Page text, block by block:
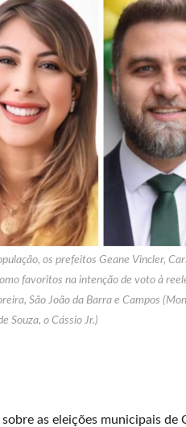
os prefeitos Geane Vincler,
favoritos na intenção de voto à
São João da Barra e Campos
Souza, o Cássio Jr.)
as eleições municipais de